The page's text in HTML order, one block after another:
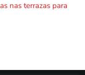
nas terrazas para